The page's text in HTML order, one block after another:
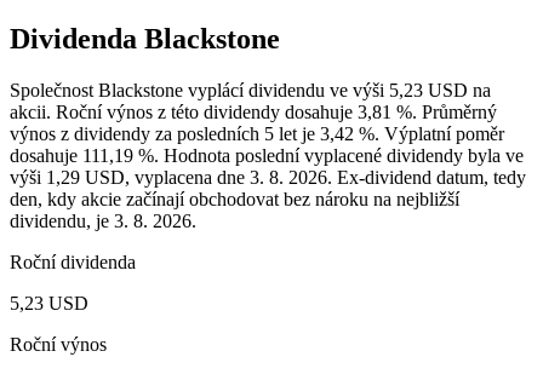
Dividenda Blackstone
Společnost Blackstone vyplácí dividendu ve výši 5,23 USD na
akcii. Roční výnos z této dividendy dosahuje 3,81 %. Průměrný
výnos z dividendy za posledních 5 let je 3,42 %. Výplatní poměr
dosahuje 111,19 %. Hodnota poslední vyplacené dividendy byla ve
výši 1,29 USD, vyplacena dne 3. 8. 2026. Ex-dividend datum, tedy
den, kdy akcie začínají obchodovat bez nároku na nejbližší
dividendu, je 3. 8. 2026.
Roční dividenda
5,23 USD
Roční výnos